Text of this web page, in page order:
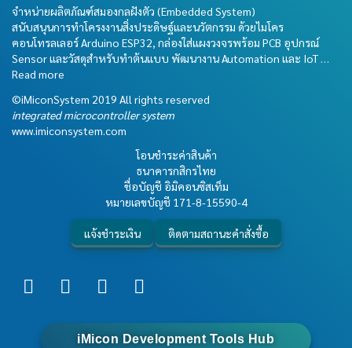
จำหน่ายผลิตภัณฑ์สมองกลฝังตัว (Embedded System)
สนับสนุนการทำโครงงานสิ่งประดิษฐ์และนวัตกรรม ด้วยไมโคร
คอนโทรลเลอร์ Arduino ESP32, กล่องใส่แผงวงจรพร้อม PCB อุปกรณ์
Sensor และวัสดุสำหรับทำต้นแบบ พัฒนางาน Automation และ IoT …
Read more
©iMiconSystem 2019 All rights reserved
integrated microcontroller system
www.imiconsystem.com
โอนชำระค่าสินค้า
ธนาคารกสิกรไทย
ชื่อบัญชี อิมิคอนซิสเท็ม
หมายเลขบัญชี 171-8-15590-4
แจ้งชำระเงิน ติดตามสถานะคำสั่งซื้อ
iMicon Development Tools Hub